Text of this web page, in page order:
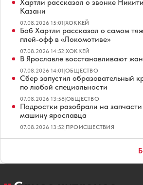
Хартли рассказал о звонке
Казани
07.08.2026 15:01|ХОККЕЙ
Боб Хартли рассказал о самом
плей-офф в «Локомотиве»
07.08.2026 14:52|ХОККЕЙ
В Ярославле восстанавливают
07.08.2026 14:01|ОБЩЕСТВО
Сбер запустил образовательный
по любой специальности
07.08.2026 13:58|ОБЩЕСТВО
Подростки разобрали на
машину ярославца
07.08.2026 13:52|ПРОИСШЕСТВИЯ